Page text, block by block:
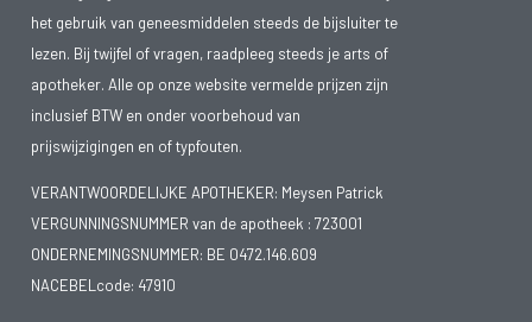
het gebruik van geneesmiddelen steeds de bijsluiter te
lezen. Bij twijfel of vragen, raadpleeg steeds je arts of
apotheker. Alle op onze website vermelde prijzen zijn
inclusief BTW en onder voorbehoud van
prijswijzigingen en of typfouten.
VERANTWOORDELIJKE APOTHEKER: Meysen Patrick
VERGUNNINGSNUMMER van de apotheek : 723001
ONDERNEMINGSNUMMER: BE 0472.146.609
NACEBELcode: 47910